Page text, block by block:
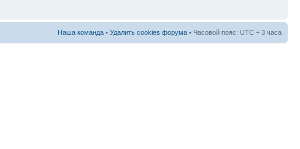
Наша команда • Удалить cookies форума • Часовой пояс: UTC + 3 часа